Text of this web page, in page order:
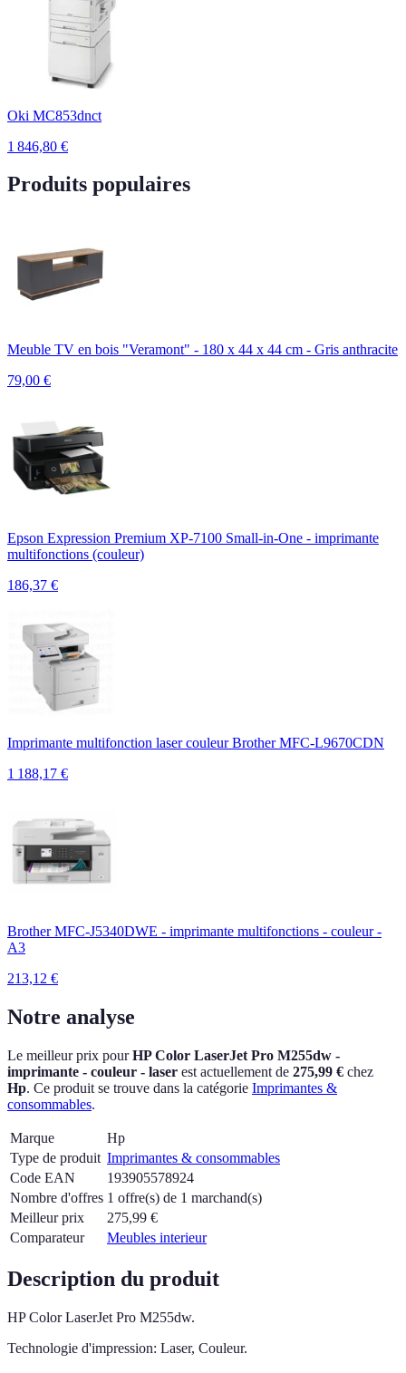
Oki MC853dnct
1 846,80 €
Produits populaires
Meuble TV en bois "Veramont" - 180 x 44 x 44 cm - Gris anthracite
79,00 €
Epson Expression Premium XP-7100 Small-in-One - imprimante
multifonctions (couleur)
186,37 €
Imprimante multifonction laser couleur Brother MFC-L9670CDN
1 188,17 €
Brother MFC-J5340DWE - imprimante multifonctions - couleur -
A3
213,12 €
Notre analyse
Le meilleur prix pourHP Color LaserJet Pro M255dw -
imprimante - couleur - laser est actuellement de 275,99 € chez
Hp. Ce produit se trouve dans la catégorie Imprimantes &
consommables.
Marque
Hp
Type de produit Imprimantes & consommables
Code EAN
193905578924
Nombre d'offres 1 offre(s) de 1 marchand(s)
Meilleur prix
275,99 €
Comparateur
Meubles interieur
Description du produit
HP Color LaserJet Pro M255dw.
Technologie d'impression: Laser, Couleur.